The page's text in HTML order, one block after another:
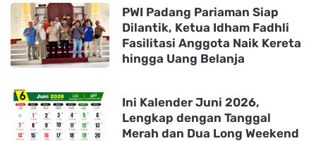
PWI Padang Pariaman Siap
Dilantik, Ketua Idham Fadhli
Fasilitasi Anggota Naik Kereta
hingga Uang Belanja
Ini Kalender Juni 2026,
Lengkap dengan Tanggal
Merah dan Dua Long Weekend